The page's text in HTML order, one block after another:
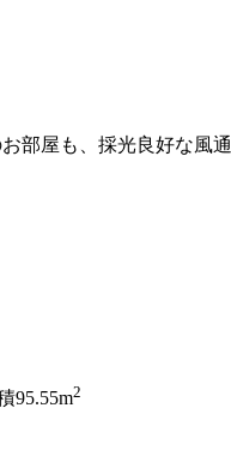
りそそぐ明るいお住まいで
いです。どの
95.55m2